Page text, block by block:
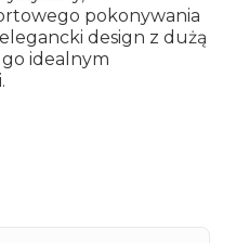
pokonywania
design z dużą
go idealnym